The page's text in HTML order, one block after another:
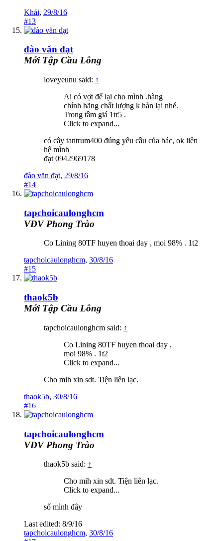
Khải, 29/8/16
#13
đào văn đạt
Mới Tập Cầu Lông
loveyeunu said: ↑
Ai có vợt để lại cho mình .hàng
chính hãng chất lượng k hàn lại nhé.
Trong tầm giá 1tr5 .
Click to expand...
có cây tantrum400 đúng yêu cầu của bác, ok liên
hệ mình
đạt 0942969178
đào văn đạt, 29/8/16
#14
tapchoicaulonghcm
VĐV Phong Trào
Co Lining 80TF huyen thoai day , moi 98% . 1t2
tapchoicaulonghcm, 30/8/16
#15
thaok5b
Mới Tập Cầu Lông
tapchoicaulonghcm said: ↑
Co Lining 80TF huyen thoai day ,
moi 98% . 1t2
Click to expand...
Cho mih xin sdt. Tiện liên lạc.
thaok5b, 30/8/16
#16
tapchoicaulonghcm
VĐV Phong Trào
thaok5b said: ↑
Cho mih xin sdt. Tiện liên lạc.
Click to expand...
số mình đây
Last edited: 8/9/16
tapchoicaulonghcm, 30/8/16